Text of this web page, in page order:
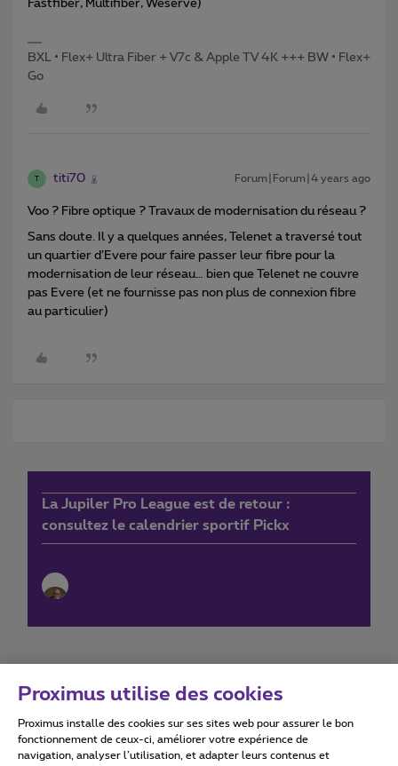
Fastfiber, Multifiber, Weserve)
BXL • Flex+ Ultra Fiber + V7c & Apple TV 4K +++ BW • Flex+
Go
T titi70 Forum|Forum|4 years ago
Voo ? Fibre optique ? Travaux de modernisation du réseau ?
Sans doute. Il y a quelques années, Telenet a traversé tout
un quartier d’Evere pour faire passer leur fibre pour la
modernisation de leur réseau… bien que Telenet ne couvre
pas Evere (et ne fournisse pas non plus de connexion fibre
au particulier)
La Jupiler Pro League est de retour :
consultez le calendrier sportif Pickx
Conditions d'utilisation Accessibility statement
Proximus utilise des cookies
Proximus installe des cookies sur ses sites web pour assurer le bon
fonctionnement de ceux-ci, améliorer votre expérience de
navigation, analyser l’utilisation, et adapter leurs contenus et